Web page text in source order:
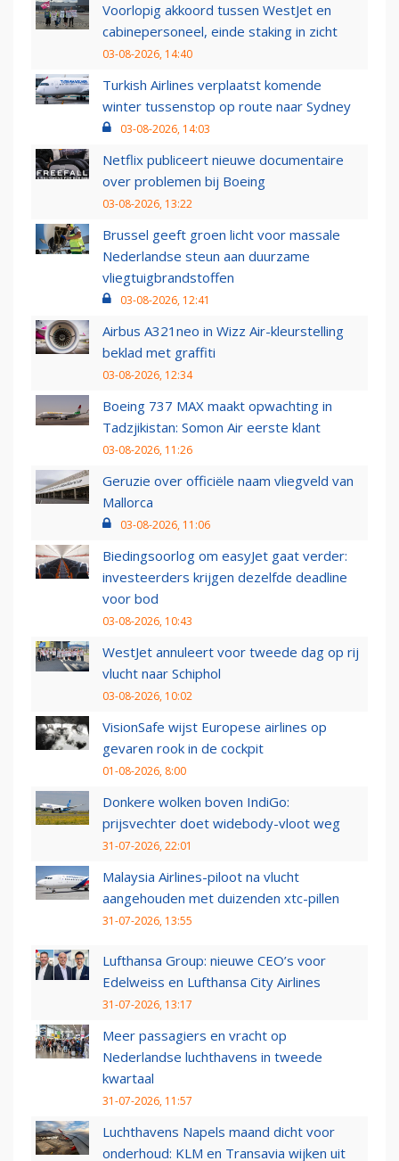
Voorlopig akkoord tussen WestJet en
cabinepersoneel, einde staking in zicht
03-08-2026, 14:40
Turkish Airlines verplaatst komende
winter tussenstop op route naar Sydney
03-08-2026, 14:03
Netflix publiceert nieuwe documentaire
over problemen bij Boeing
03-08-2026, 13:22
Brussel geeft groen licht voor massale
Nederlandse steun aan duurzame
vliegtuigbrandstoffen
03-08-2026, 12:41
Airbus A321neo in Wizz Air-kleurstelling
beklad met graffiti
03-08-2026, 12:34
Boeing 737 MAX maakt opwachting in
Tadzjikistan: Somon Air eerste klant
03-08-2026, 11:26
Geruzie over officiële naam vliegveld van
Mallorca
03-08-2026, 11:06
Biedingsoorlog om easyJet gaat verder:
investeerders krijgen dezelfde deadline
voor bod
03-08-2026, 10:43
WestJet annuleert voor tweede dag op rij
vlucht naar Schiphol
03-08-2026, 10:02
VisionSafe wijst Europese airlines op
gevaren rook in de cockpit
01-08-2026, 8:00
Donkere wolken boven IndiGo:
prijsvechter doet widebody-vloot weg
31-07-2026, 22:01
Malaysia Airlines-piloot na vlucht
aangehouden met duizenden xtc-pillen
31-07-2026, 13:55
Lufthansa Group: nieuwe CEO’s voor
Edelweiss en Lufthansa City Airlines
31-07-2026, 13:17
Meer passagiers en vracht op
Nederlandse luchthavens in tweede
kwartaal
31-07-2026, 11:57
Luchthavens Napels maand dicht voor
onderhoud: KLM en Transavia wijken uit